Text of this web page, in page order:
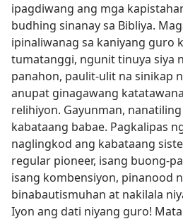
ipagdiwang ang mga
budhing sinanay sa Bibliya.
ipinaliwanag sa kaniyang guro
tumatanggi, ngunit tinuya siya
panahon, paulit-ulit na sinikap
anupat ginagawang
relihiyon. Gayunman,
kabataang babae. Pagkalipas
naglingkod ang kabataang
regular pioneer, isang buong-
isang kombensiyon, pinanood
binabautismuhan at nakilala
Iyon ang dati niyang guro!